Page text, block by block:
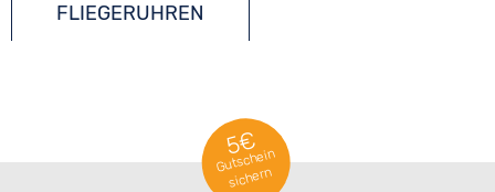
FLIEGERUHREN
5€
Gutschein
sichern